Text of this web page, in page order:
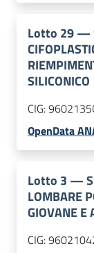
Lotto 29—
SILICONICO
CIG:
OpenData
Lotto 3 —
LOMBARE
GIOVANE E
CIG: